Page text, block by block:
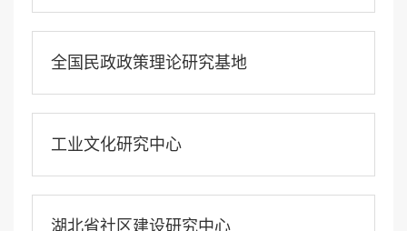
全国民政政策理论研究基地
工业文化研究中心
湖北省社区建设研究中心